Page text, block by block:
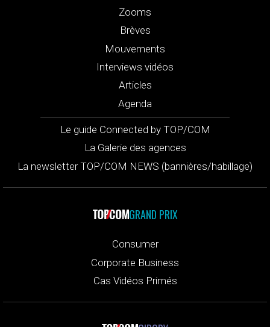
Zooms
Brèves
Mouvements
Interviews vidéos
Articles
Agenda
Le guide Connected by TOP/COM
La Galerie des agences
La newsletter TOP/COM NEWS (bannières/habillage)
GRAND PRIX
Consumer
Corporate Business
Cas Vidéos Primés